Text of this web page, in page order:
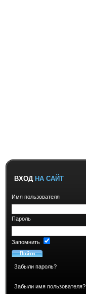
ВХОД НА САЙТ
Имя пользователя
Пароль
Запомнить
Забыли пароль?
Забыли имя пользователя?